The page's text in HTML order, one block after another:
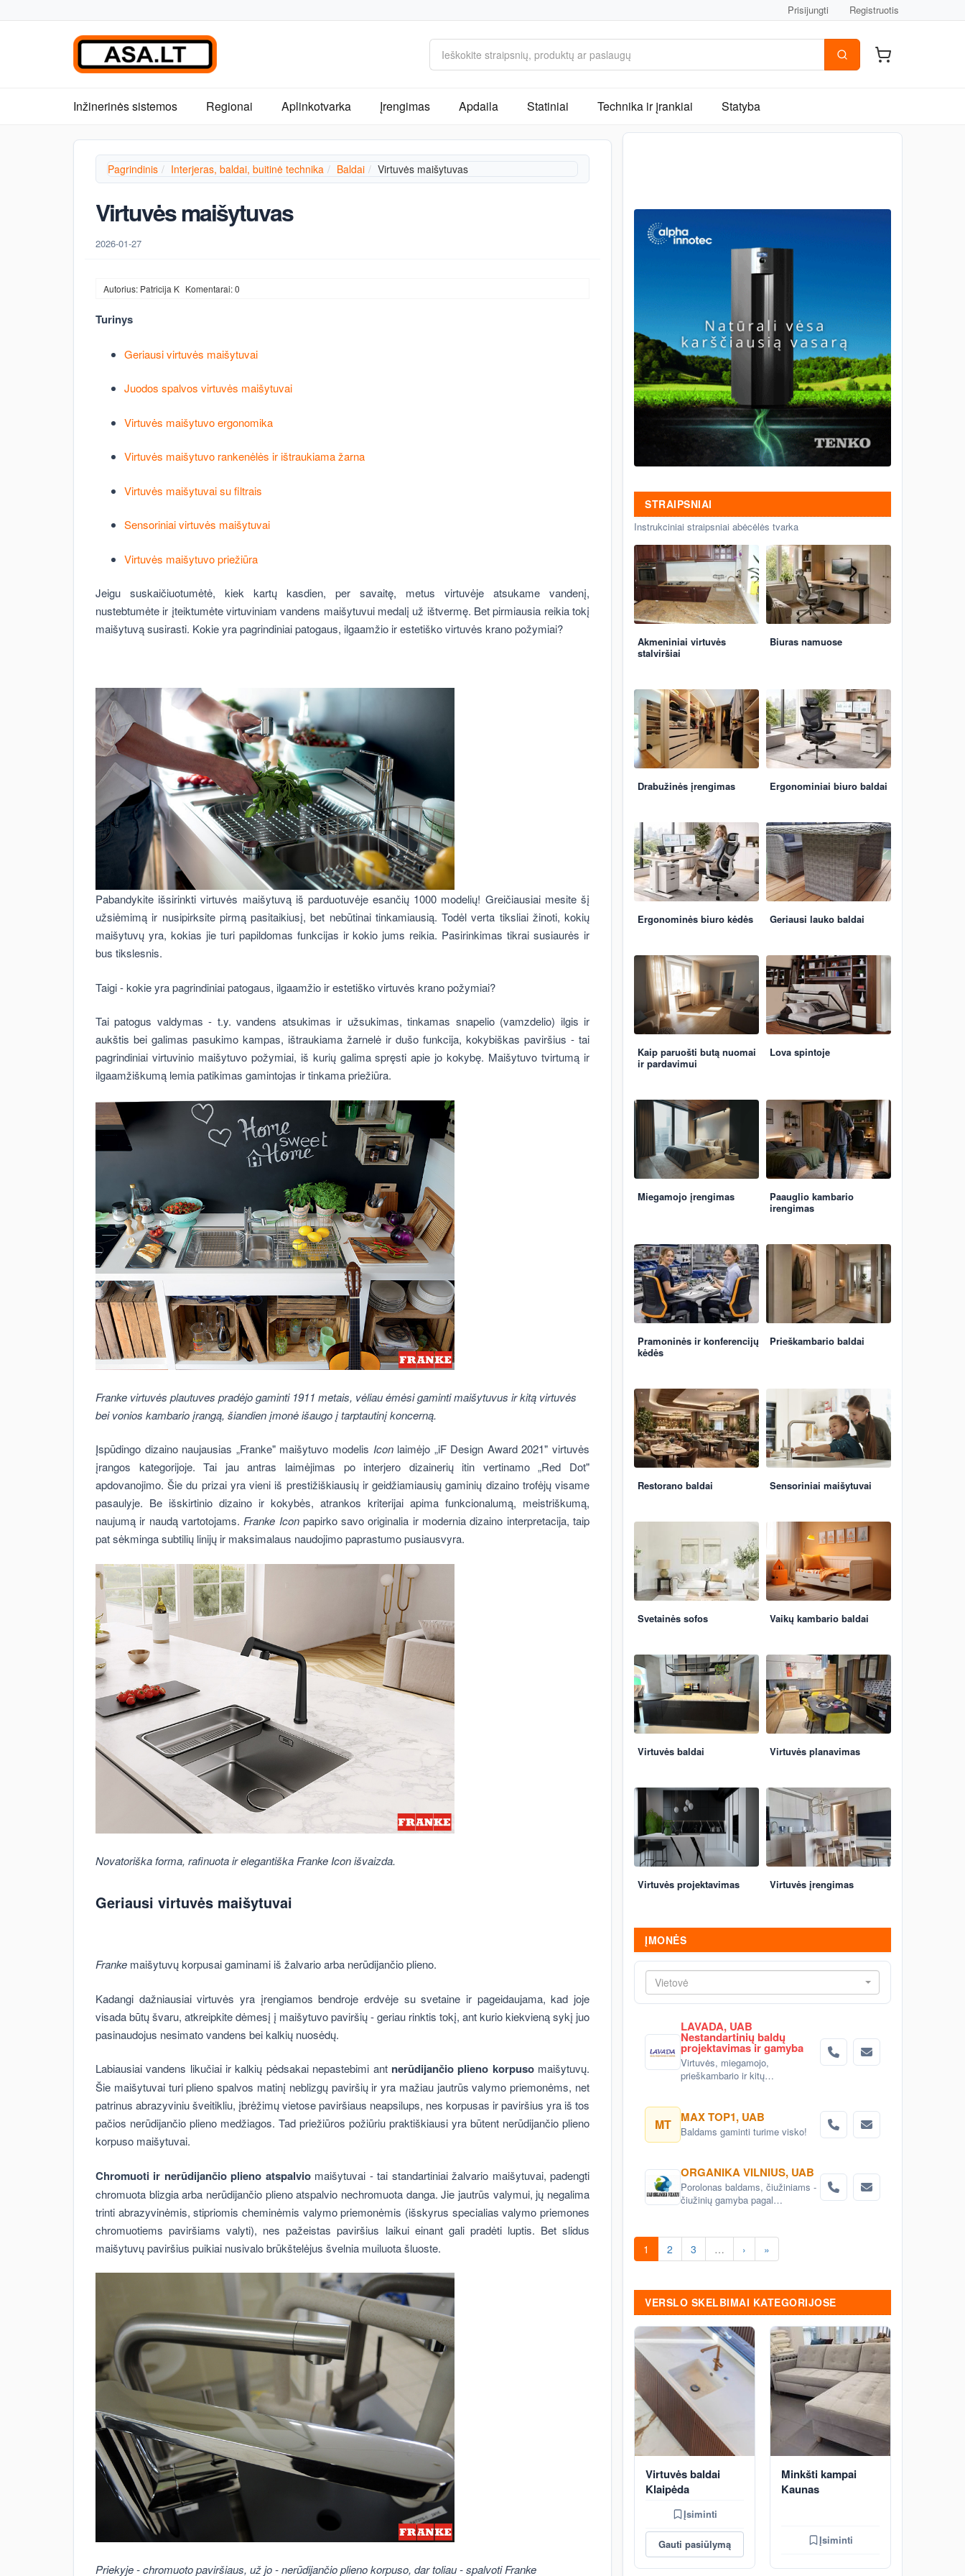
Prisijungti Registruotis
Inžinerinės sistemos Regionai Aplinkotvarka Įrengimas Apdaila Statiniai Technika ir įrankiai Statyba
Pagrindinis Interjeras, baldai, buitinė technika Baldai Virtuvės maišytuvas
Virtuvės maišytuvas
2026-01-27
Autorius: Patricija K Komentarai: 0
Turinys
Geriausi virtuvės maišytuvai
Juodos spalvos virtuvės maišytuvai
Virtuvės maišytuvo ergonomika
Virtuvės maišytuvo rankenėlės ir ištraukiama žarna
Virtuvės maišytuvai su filtrais
Sensoriniai virtuvės maišytuvai
Virtuvės maišytuvo priežiūra
Jeigu suskaičiuotumėtė, kiek kartų kasdien, per savaitę, metus virtuvėje atsukame vandenį,
nustebtumėte ir įteiktumėte virtuviniam vandens maišytuvui medalį už ištvermę. Bet pirmiausia reikia tokį
maišytuvą susirasti. Kokie yra pagrindiniai patogaus, ilgaamžio ir estetiško virtuvės krano požymiai?
Pabandykite išsirinkti virtuvės maišytuvą iš parduotuvėje esančių 1000 modelių! Greičiausiai mesite šį
užsiėmimą ir nusipirksite pirmą pasitaikiusį, bet nebūtinai tinkamiausią. Todėl verta tiksliai žinoti, kokių
maišytuvų yra, kokias jie turi papildomas funkcijas ir kokio jums reikia. Pasirinkimas tikrai susiaurės ir
bus tikslesnis.
Taigi - kokie yra pagrindiniai patogaus, ilgaamžio ir estetiško virtuvės krano požymiai?
Tai patogus valdymas - t.y. vandens atsukimas ir užsukimas, tinkamas snapelio (vamzdelio) ilgis ir
aukštis bei galimas pasukimo kampas, ištraukiama žarnelė ir dušo funkcija, kokybiškas paviršius - tai
pagrindiniai virtuvinio maišytuvo požymiai, iš kurių galima spręsti apie jo kokybę. Maišytuvo tvirtumą ir
ilgaamžiškumą lemia patikimas gamintojas ir tinkama priežiūra.
Franke virtuvės plautuves pradėjo gaminti 1911 metais, vėliau ėmėsi gaminti maišytuvus ir kitą virtuvės
bei vonios kambario įrangą, šiandien įmonė išaugo į tarptautinį koncerną.
Įspūdingo dizaino naujausias „Franke" maišytuvo modelis Iconlaimėjo „iF Design Award 2021" virtuvės
įrangos kategorijoje. Tai jau antras laimėjimas po interjero dizainerių itin vertinamo „Red Dot"
apdovanojimo. Šie du prizai yra vieni iš prestižiškiausių ir geidžiamiausių gaminių dizaino trofėjų visame
pasaulyje. Be išskirtinio dizaino ir kokybės, atrankos kriterijai apima funkcionalumą, meistriškumą,
naujumą ir naudą vartotojams.Franke Iconpapirko savo originalia ir modernia dizaino interpretacija, taip
pat sėkminga subtilių linijų ir maksimalaus naudojimo paprastumo pusiausvyra.
Novatoriška forma, rafinuota ir elegantiška Franke Icon išvaizda.
Geriausi virtuvės maišytuvai
Franke maišytuvų korpusai gaminami iš žalvario arba nerūdijančio plieno.
Kadangi dažniausiai virtuvės yra įrengiamos bendroje erdvėje su svetaine ir pageidaujama, kad joje
visada būtų švaru, atkreipkite dėmesį į maišytuvo paviršių - geriau rinktis tokį, ant kurio kiekvieną sykį juo
pasinaudojus nesimato vandens bei kalkių nuosėdų.
Labiausiai vandens likučiai ir kalkių pėdsakai nepastebimi ant nerūdijančio plieno korpuso maišytuvų.
Šie maišytuvai turi plieno spalvos matinį neblizgų paviršių ir yra mažiau jautrūs valymo priemonėms, net
patrinus abrazyviniu šveitikliu, įbrėžimų vietose paviršiaus neapsilups, nes korpusas ir paviršius yra iš tos
pačios nerūdijančio plieno medžiagos. Tad priežiūros požiūriu praktiškiausi yra būtent nerūdijančio plieno
korpuso maišytuvai.
Chromuoti ir nerūdijančio plieno atspalviomaišytuvai - tai standartiniai žalvario maišytuvai, padengti
chromuota blizgia arba nerūdijančio plieno atspalvio nechromuota danga. Jie jautrūs valymui, jų negalima
trinti abrazyvinėmis, stipriomis cheminėmis valymo priemonėmis (išskyrus specialias valymo priemones
chromuotiems paviršiams valyti), nes pažeistas paviršius laikui einant gali pradėti luptis. Bet slidus
maišytuvų paviršius puikiai nusivalo brūkštelėjus švelnia muiluota šluoste.
Priekyje - chromuoto paviršiaus, už jo - nerūdijančio plieno korpuso, dar toliau - spalvoti Franke
STRAIPSNIAI
Instrukciniai straipsniai abėcėlės tvarka
Akmeniniai virtuvės
stalviršiai
Biuras namuose
Drabužinės įrengimas Ergonominiai biuro baldai
Ergonominės biuro kėdės Geriausi lauko baldai
Kaip paruošti butą nuomai
ir pardavimui
Lova spintoje
Miegamojo įrengimas
Paauglio kambario
irengimas
Pramoninės ir konferencijų
kėdės
Prieškambario baldai
Restorano baldai Sensoriniai maišytuvai
Svetainės sofos Vaikų kambario baldai
Virtuvės baldai Virtuvės planavimas
Virtuvės projektavimas Virtuvės įrengimas
ĮMONĖS
Vietovė
LAVADA, UAB
Nestandartinių baldų
projektavimas ir gamyba
Virtuvės, miegamojo,
prieškambario ir kitų
Vilniuje
MT MAX TOP1, UAB
Baldams gaminti turime visko!
ORGANIKA VILNIUS, UAB
Porolonas baldams, čiužiniams -
čiužinių gamyba pagal
1 2 3 … › »
VERSLO SKELBIMAI KATEGORIJOSE
Virtuvės baldai
Klaipėda
Įsiminti
Gauti pasiūlymą
Minkšti kampai
Kaunas
Įsiminti